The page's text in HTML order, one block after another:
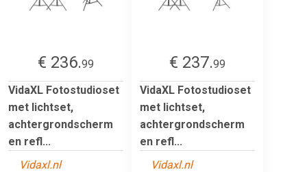
€ 236.99
VidaXL Fotostudioset
met lichtset,
achtergrondscherm
en refl...
Vidaxl.nl
€ 237.99
VidaXL Fotostudioset
met lichtset,
achtergrondscherm
en refl...
Vidaxl.nl